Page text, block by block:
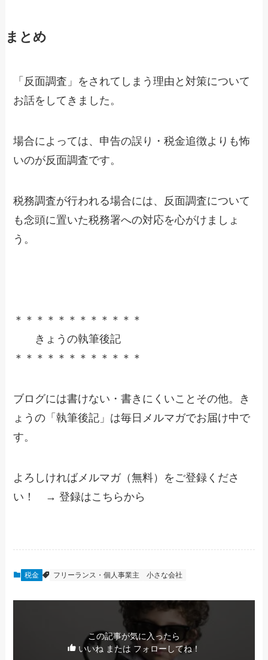
まとめ
「反面調査」をされてしまう理由と対策について
お話をしてきました。
場合によっては、申告の誤り・税金追徴よりも怖
いのが反面調査です。
税務調査が行われる場合には、反面調査について
も念頭に置いた税務署への対応を心がけましょ
う。
＊＊＊＊＊＊＊＊＊＊＊＊
きょうの執筆後記
＊＊＊＊＊＊＊＊＊＊＊＊
ブログには書けない・書きにくいことその他。き
ょうの「執筆後記」は毎日メルマガでお届け中で
す。
よろしければメルマガ（無料）をご登録くださ
い！ → 登録はこちらから
税金 フリーランス・個人事業主 小さな会社
この記事が気に入ったら
いいね または フォローしてね！